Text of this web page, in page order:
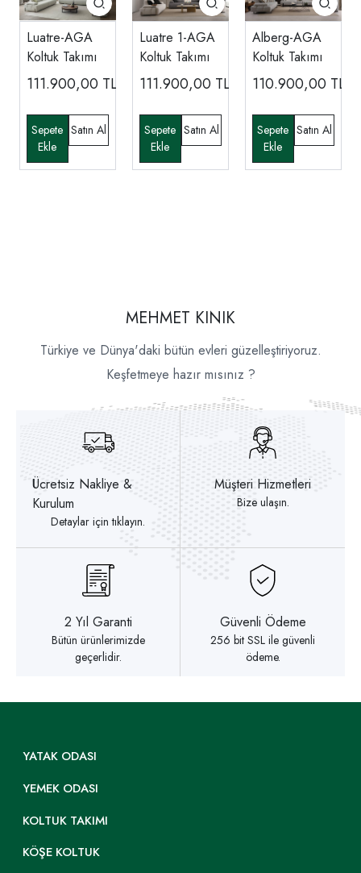
Luatre-AGA
Koltuk Takımı
111.900,00 TL
Luatre 1-AGA
Koltuk Takımı
111.900,00 TL
Alberg-AGA
Koltuk Takımı
110.900,00 TL
MEHMET KINIK
Türkiye ve Dünya'daki bütün evleri güzelleştiriyoruz.
Keşfetmeye hazır mısınız ?
Ücretsiz Nakliye &
Kurulum
Detaylar için tıklayın.
Müşteri Hizmetleri
Bize ulaşın.
2 Yıl Garanti
Bütün ürünlerimizde
geçerlidir.
Güvenli Ödeme
256 bit SSL ile güvenli
ödeme.
YATAK ODASI
YEMEK ODASI
KOLTUK TAKIMI
KÖŞE KOLTUK